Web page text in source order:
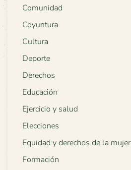
Comunidad
Coyuntura
Cultura
Deporte
Derechos
Educación
Ejercicio y salud
Elecciones
Equidad y derechos de la mujer
Formación